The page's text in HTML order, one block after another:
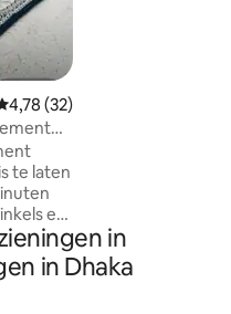
beoordeling van
4,78 (32)
te laten
en
naar
zijn
gewoon
in
in Dhaka